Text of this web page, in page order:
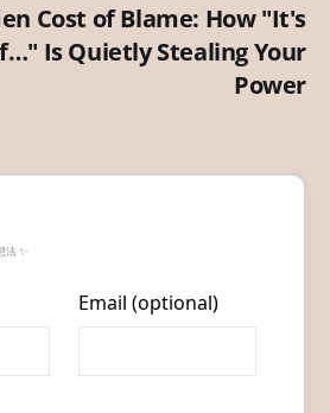
Cost of Blame: How "It's
Is Quietly Stealing Your
Power
法 ✨